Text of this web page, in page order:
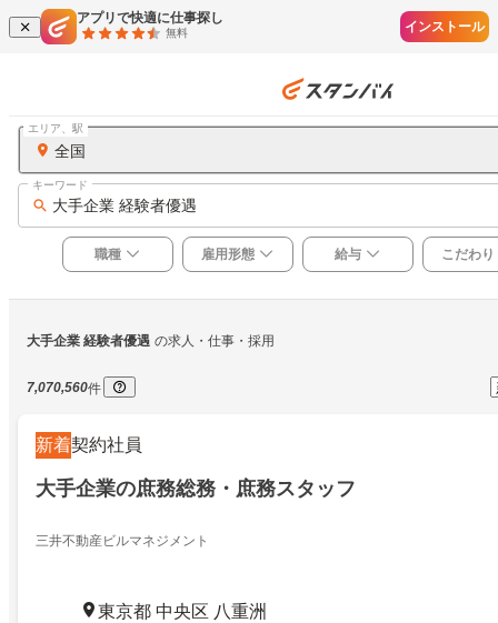
アプリで快適に仕事探し
無料 インストール
全国
エリア、駅
大手企業 経験者優遇
キーワード
職種 雇用形態 給与 こだわり
大手企業 経験者優遇 の求人・仕事・採用
7,070,560件
新着契約社員
大手企業の庶務総務・庶務スタッフ
三井不動産ビルマネジメント
東京都 中央区 八重洲